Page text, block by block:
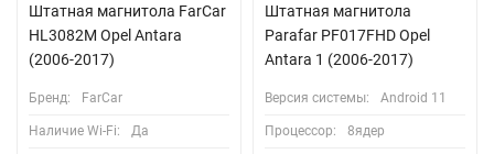
Штатная магнитола FarCar
HL3082M Opel Antara
(2006-2017)
Бренд: FarCar
Наличие Wi-Fi: Да
Штатная магнитола
Parafar PF017FHD Opel
Antara 1 (2006-2017)
Версия системы: Android 11
Процессор: 8ядер